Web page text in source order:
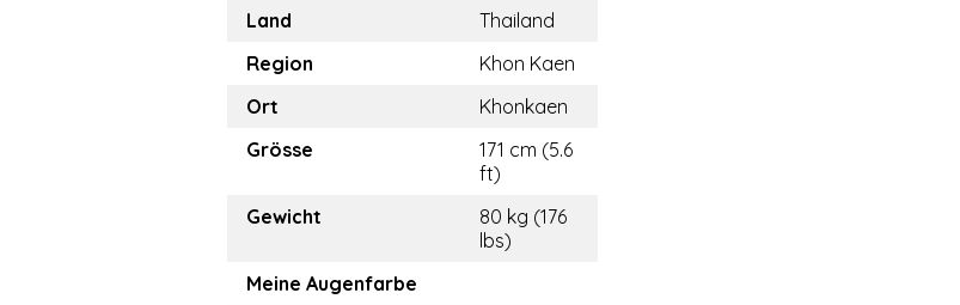
Land
Thailand
Region
Khon Kaen
Ort
Khonkaen
Grösse
171 cm (5.6
ft)
Gewicht
80 kg (176
lbs)
Meine Augenfarbe